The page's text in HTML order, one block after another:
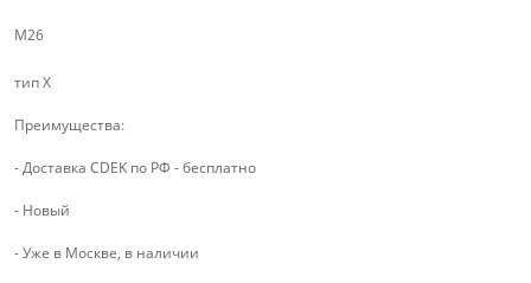
М26
тип X
Преимущества:
- Доставка CDEK по РФ - бесплатно
- Новый
- Уже в Москве, в наличии